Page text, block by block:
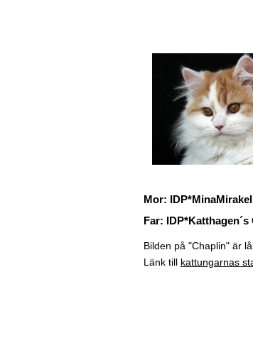
Mor:
Far: IDP*Katthagen´s
Bilden på "Chaplin" är
Länk till kattungarnas